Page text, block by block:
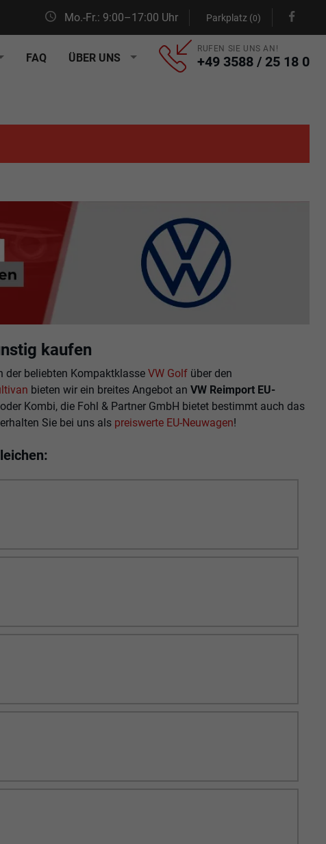
Mo.-Fr.: 9:00–17:00 Uhr Parkplatz (0)
FAQ ÜBER UNS
RUFEN SIE UNS AN!
+49 3588 / 25 18 0
kaufen
der beliebten KompaktklasseVW Golf über den
bieten wir ein breites Angebot anVW Reimport EU-
Kombi, die Fohl & Partner GmbH bietet bestimmt auch das
Sie bei uns als preiswerte EU-Neuwagen!